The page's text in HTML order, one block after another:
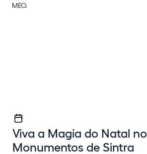
MEO.
Viva a Magia do Natal
Monumentos de Sintra